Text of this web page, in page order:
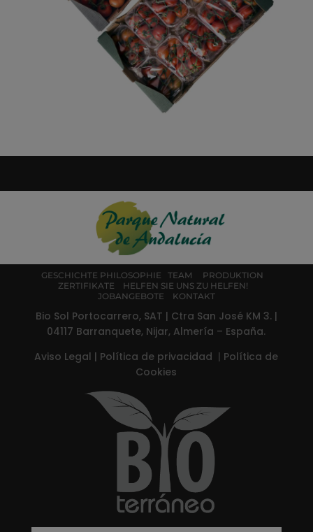
GESCHICHTE PHILOSOPHIE TEAM
PRODUKTION
ZERTIFIKATE
HELFEN SIE UNS ZU HELFEN!
JOBANGEBOTE
KONTAKT
Bio Sol Portocarrero, SAT | Ctra San José KM 3. |
04117 Barranquete, Nijar, Almería – España.
Aviso Legal | Política de privacidad | Política de
Cookies